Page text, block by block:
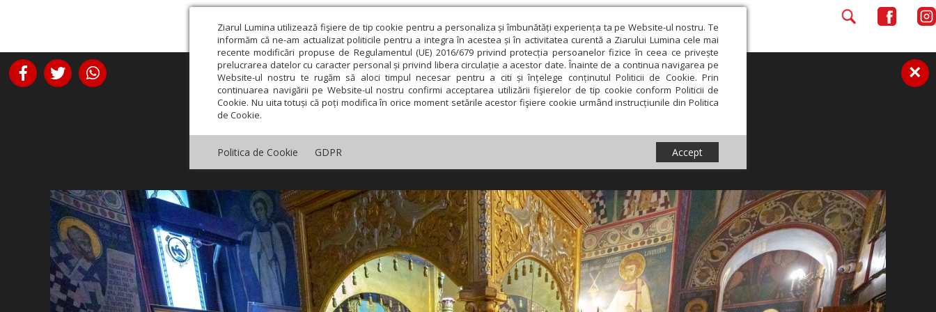
Ziarul Lumina utilizează fişiere de tip cookie pentru a personaliza și îmbunătăți experiența ta pe Website-ul nostru. Te
informăm că ne-am actualizat politicile pentru a integra în acestea și în activitatea curentă a Ziarului Lumina cele mai
recente modificări propuse de Regulamentul (UE) 2016/679 privind protecția persoanelor fizice în ceea ce privește
prelucrarea datelor cu caracter personal și privind libera circulație a acestor date. Înainte de a continua navigarea pe
Website-ul nostru te rugăm să aloci timpul necesar pentru a citi și înțelege conținutul Politicii de Cookie. Prin
continuarea navigării pe Website-ul nostru confirmi acceptarea utilizării fişierelor de tip cookie conform Politicii de
Cookie. Nu uita totuși că poți modifica în orice moment setările acestor fişiere cookie urmând instrucțiunile din Politica
de Cookie.
Politica de Cookie GDPR Accept
×